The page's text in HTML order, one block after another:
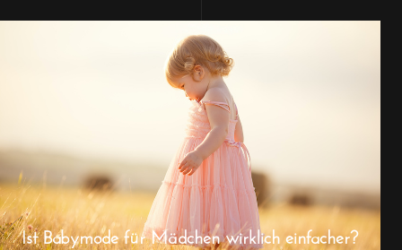
Ist Babymode für Mädchen wirklich einfacher?